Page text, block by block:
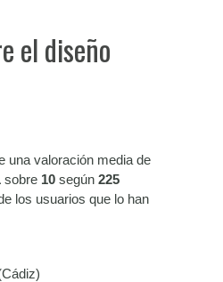
el diseño
una valoración media de
sobre 10 según 225
los usuarios que lo han